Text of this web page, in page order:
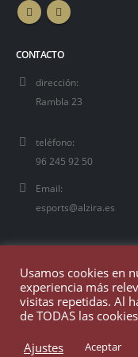
CONTACTO
dirección:
Rambla 23
teléfono:
96 245 92 50
Email:
esports@alzira.es
Usamos cookies en
experiencia más
visitas repetidas. Al
de TODAS las
Ajustes
Aceptar